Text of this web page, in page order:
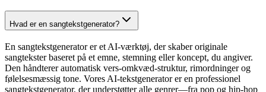
Hvad er en sangtekstgenerator?
En sangtekstgenerator er et AI-værktøj, der skaber originale
sangtekster baseret på et emne, stemning eller koncept, du angiver.
Den håndterer automatisk vers-omkvæd-struktur, rimordninger og
følelsesmæssig tone. Vores AI-tekstgenerator er en professionel
sangtekstgenerator, der understøtter alle genrer—fra pop og hip-hop